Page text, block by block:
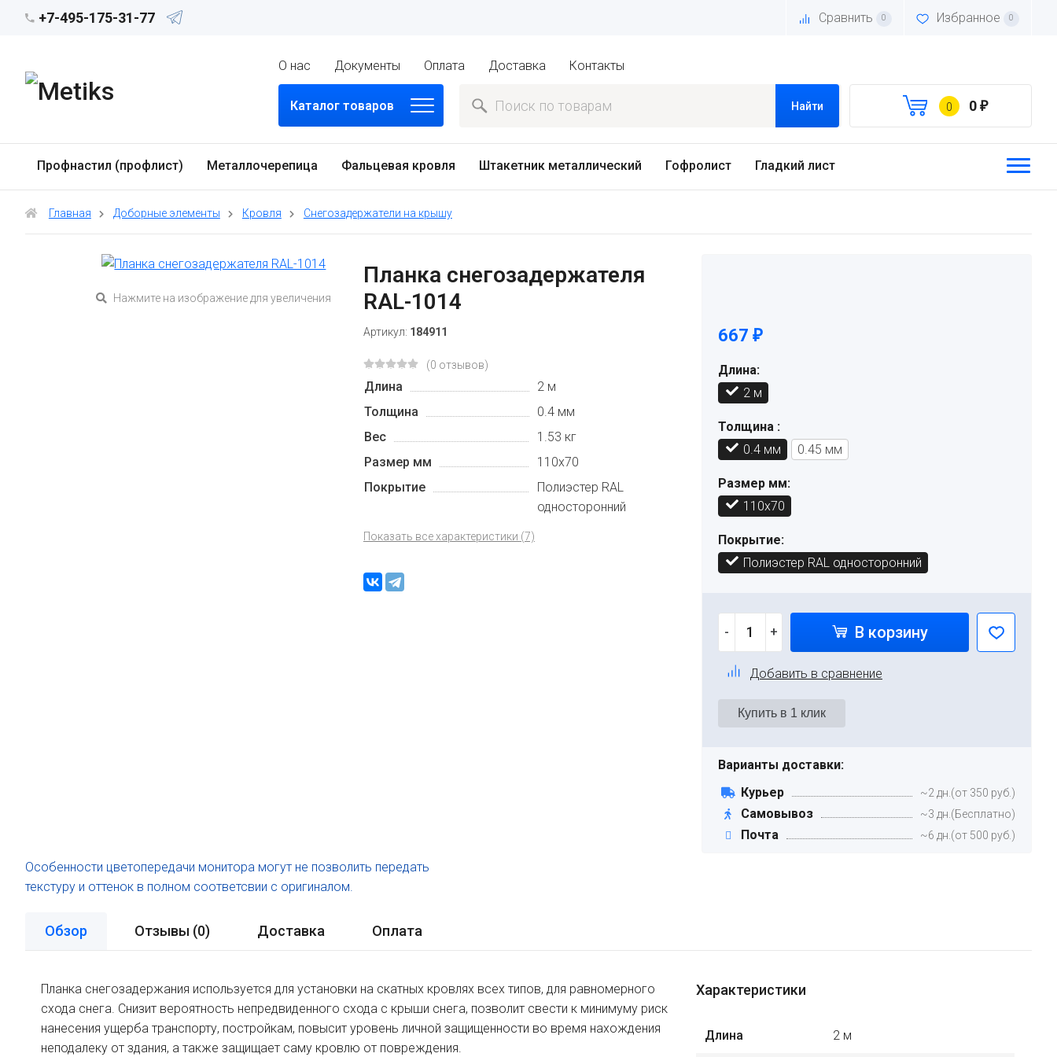
+7-495-175-31-77 Сравнить 0 Избранное 0
О нас Документы Оплата Доставка Контакты
Каталог товаров Найти 0 0 ₽
Профнастил (профлист) Металлочерепица Фальцевая кровля Штакетник металлический Гофролист Гладкий лист
Главная Доборные элементы Кровля Снегозадержатели на крышу
Нажмите на изображение для увеличения
Планка снегозадержателя
RAL-1014
Артикул: 184911
(0 отзывов)
Длина
2 м
Толщина
0.4 мм
Вес
1.53 кг
Размер мм
110х70
Покрытие
Полиэстер RAL
односторонний
Показать все характеристики (7)
667 ₽
Длина:
2 м
Толщина :
0.4 мм
0.45 мм
Размер мм:
110х70
Покрытие:
Полиэстер RAL односторонний
- + В корзину
Добавить в сравнение
Варианты доставки:
Курьер
~2 дн.(от 350 руб.)
Самовывоз ~3 дн.(Бесплатно)
Почта ~6 дн.(от 500 руб.)
Особенности цветопередачи монитора могут не позволить передать
текстуру и оттенок в полном соответсвии с оригиналом.
Обзор Отзывы (0) Доставка Оплата
Планка снегозадержания используется для установки на скатных кровлях всех типов, для равномерного
схода снега. Снизит вероятность непредвиденного схода с крыши снега, позволит свести к минимуму риск
нанесения ущерба транспорту, постройкам, повысит уровень личной защищенности во время нахождения
неподалеку от здания, а также защищает саму кровлю от повреждения.
Характеристики
Длина 2 м